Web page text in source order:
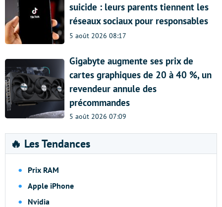
suicide : leurs parents tiennent les
réseaux sociaux pour responsables
5 août 2026 08:17
Gigabyte augmente ses prix de
cartes graphiques de 20 à 40 %, un
revendeur annule des
précommandes
5 août 2026 07:09
🔥 Les Tendances
Prix RAM
Apple iPhone
Nvidia